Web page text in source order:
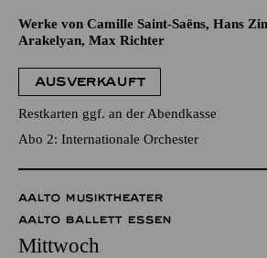
Werke von Camille Saint-Saëns, Hans
Arakelyan, Max Richter
AUSVERKAUFT
Restkarten ggf. an der Abendkasse
Abo 2: Internationale Orchester
AALTO MUSIKTHEATER
AALTO BALLETT ESSEN
Mittwoch